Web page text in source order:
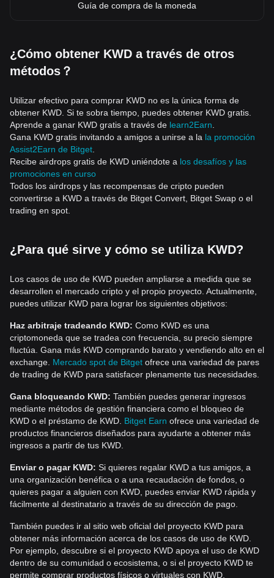
Guía de compra de la moneda
¿Cómo obtener KWD a través de otros
métodos？
Utilizar efectivo para comprar KWD no es la única forma de
obtener KWD. Si te sobra tiempo, puedes obtener KWD gratis.
Aprende a ganar KWD gratis a través de learn2Earn
Gana KWD gratis invitando a amigos a unirse a la la promoción
Assist2Earn de Bitget
Recibe airdrops gratis de KWD uniéndote a los desafíos y las
promociones en curso
Todos los airdrops y las recompensas de cripto pueden
convertirse a KWD a través de Bitget Convert, Bitget Swap o el
trading en spot.
¿Para qué sirve y cómo se utiliza KWD?
Los casos de uso de KWD pueden ampliarse a medida que se
desarrollen el mercado cripto y el propio proyecto. Actualmente,
puedes utilizar KWD para lograr los siguientes objetivos:
Haz arbitraje tradeando KWD: Como KWD es una
criptomoneda que se tradea con frecuencia, su precio siempre
fluctúa. Gana más KWD comprando barato y vendiendo alto en el
exchange. Mercado spot de Bitget ofrece una variedad de pares
de trading de KWD para satisfacer plenamente tus necesidades.
Gana bloqueando KWD: También puedes generar ingresos
mediante métodos de gestión financiera como el bloqueo de
KWD o el préstamo de KWD. Bitget Earn ofrece una variedad de
productos financieros diseñados para ayudarte a obtener más
ingresos a partir de tus KWD.
Enviar o pagar KWD: Si quieres regalar KWD a tus amigos, a
una organización benéfica o a una recaudación de fondos, o
quieres pagar a alguien con KWD, puedes enviar KWD rápida y
fácilmente al destinatario a través de su dirección de pago.
También puedes ir al sitio web oficial del proyecto KWD para
obtener más información acerca de los casos de uso de KWD.
Por ejemplo, descubre si el proyecto KWD apoya el uso de KWD
dentro de su comunidad o ecosistema, o si el proyecto KWD te
permite comprar productos físicos o virtuales con KWD.